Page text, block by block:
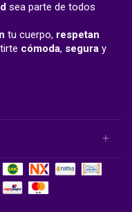
sea parte de todos
tu cuerpo, respetan
cómoda, segura y